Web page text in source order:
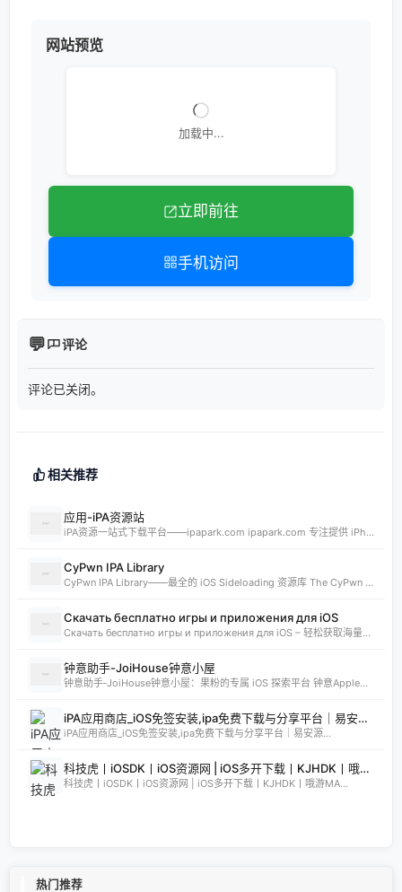
网站预览
加载中...
立即前往
手机访问
评论
评论已关闭。
相关推荐
应用-iPA资源站
iPA资源一站式下载平台——ipapark.com ipapark.com 专注提供 iPhone、iPad、iPod 软体的 IPA 文件下载服务，覆盖 iOS4 至 iOS16 全系统版本，满足不同机型的用户需求。无论是正版砸壳、开心版软件，还是越狱插件、免费证书，都可在本站快速获取。 核心优势 **全网最全 ip
CyPwn IPA Library
CyPwn IPA Library——最全的 iOS Sideloading 资源库 The CyPwn IPA Library is the most complete sideloading library available for iOS devices. 这里聚合了海量 IPA 包，覆盖 Jailbreak
Скачать бесплатно игры и приложения для iOS
Скачать бесплатно игры и приложения для iOS – 轻松获取海量精品 在 iklassika.ru，您可以 Скачать 各类 бесплатно 的 игры 与 приложения，专为 iOS 设备打造。平台汇聚最新、最热的移动资源，让用户无需繁琐搜索，一键下载，畅享无
钟意助手-JoiHouse钟意小屋
钟意助手‑JoiHouse钟意小屋：果粉的专属 iOS 探索平台 钟意Apple助手（JoiHouse钟意小屋）致力于为 iPhone、iPad 用户提供最新、最全的 iOS 资源与实用技巧。这里汇聚了巨魔商店TrollStore、系统定制、越狱JailBreak等热门内容，让每一位果粉都能轻松玩转 iOS 的无限可能
iPA应用商店_iOS免签安装,ipa免费下载与分享平台｜易安源&酷卡软件
iPA应用商店_iOS免签安装,ipa免费下载与分享平台｜易安源...
科技虎丨iOSDK丨iOS资源网 | iOS多开下载丨KJHDK丨哦游MAX丨iPA商店丨凸游 | iPA软件免费砸壳下载丨iOSiPA丨苹果多开丨全网最优秀的iPA资源下载网站
科技虎丨iOSDK丨iOS资源网 | iOS多开下载丨KJHDK丨哦游MA...
热门推荐